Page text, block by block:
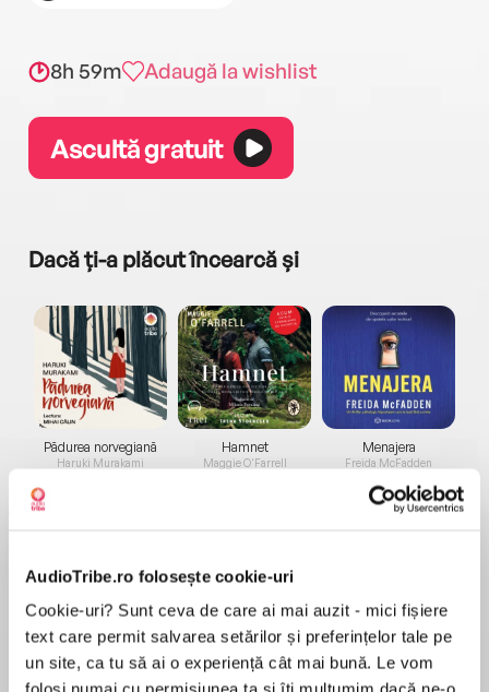
AudioTribe.ro folosește cookie-uri
Cookie-uri? Sunt ceva de care ai mai auzit - mici fișiere
text care permit salvarea setărilor și preferințelor tale pe
un site, ca tu să ai o experiență cât mai bună. Le vom
8h 59m Adaugă la wishlist
Ascultă gratuit
Dacă ți-a plăcut încearcă și
Pădurea norvegiană
Haruki Murakami
Elita de Argint (Elita
de...
Dani Francis
Hamnet
Maggie O'Farrell
Diavolul se îmbracă de
la...
Lauren Weisberger
Menajera
Freida McFadden
Migdală
Sohn Won-pyung